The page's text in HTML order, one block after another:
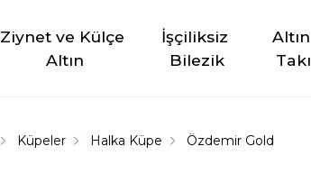
Ziynet ve Külçe
Altın
İşçiliksiz
Bilezik
Altın
Takı
Küpeler Halka Küpe Özdemir Gold